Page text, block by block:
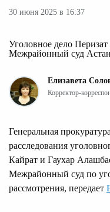
30 июня 2025 в 16:37
Уголовное дело
Межрайонный суд
Елизавета
Корректор-
Генеральная
расследования
Кайрат и Гаухар
Межрайонный суд по
рассмотрения, передает